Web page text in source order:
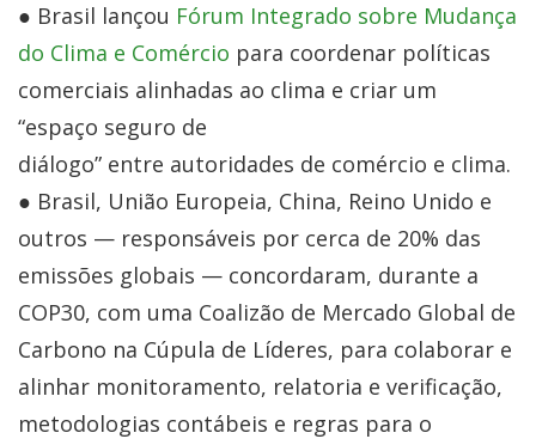
● Brasil lançou Fórum Integrado sobre Mudança
do Clima e Comércio para coordenar políticas
comerciais alinhadas ao clima e criar um
“espaço seguro de
diálogo” entre autoridades de comércio e clima.
● Brasil, União Europeia, China, Reino Unido e
outros — responsáveis por cerca de 20% das
emissões globais — concordaram, durante a
COP30, com uma Coalizão de Mercado Global de
Carbono na Cúpula de Líderes, para colaborar e
alinhar monitoramento, relatoria e verificação,
metodologias contábeis e regras para o